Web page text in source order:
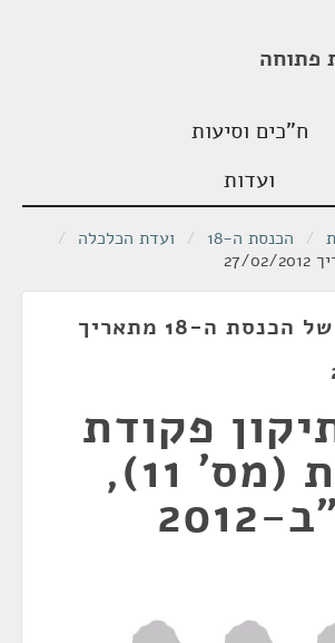
פתוחה
ח"כים וסיעות
ועדות
/ הכנסת ה-18 / ועדת הכלכלה /
ישיבת ועדה של הכנסת ה-18 מתאריך
פקודת
המכרות (מס' 11),